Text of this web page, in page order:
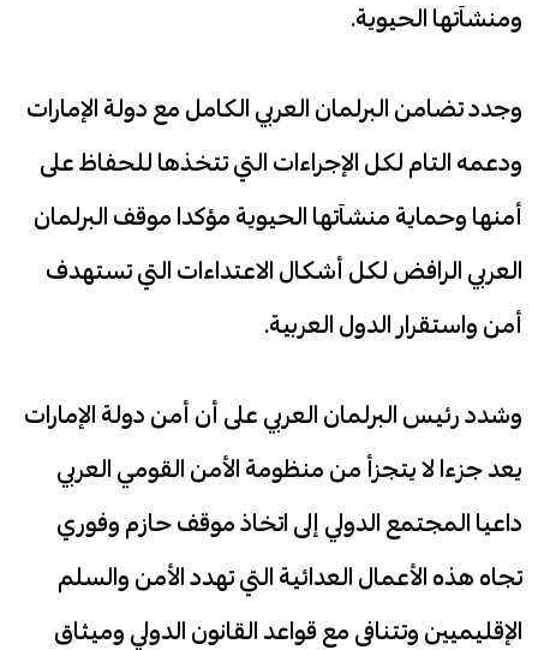
ومنشآتها الحيوية.
وجدد تضامن البرلمان العربي الكامل مع دولة الإمارات
ودعمه التام لكل الإجراءات التي تتخذها للحفاظ على
أمنها وحماية منشآتها الحيوية مؤكدا موقف البرلمان
العربي الرافض لكل أشكال الاعتداءات التي تستهدف
أمن واستقرار الدول العربية.
وشدد رئيس البرلمان العربي على أن أمن دولة الإمارات
يعد جزءا لا يتجزأ من منظومة الأمن القومي العربي
داعيا المجتمع الدولي إلى اتخاذ موقف حازم وفوري
تجاه هذه الأعمال العدائية التي تهدد الأمن والسلم
الإقليميين وتتنافى مع قواعد القانون الدولي وميثاق